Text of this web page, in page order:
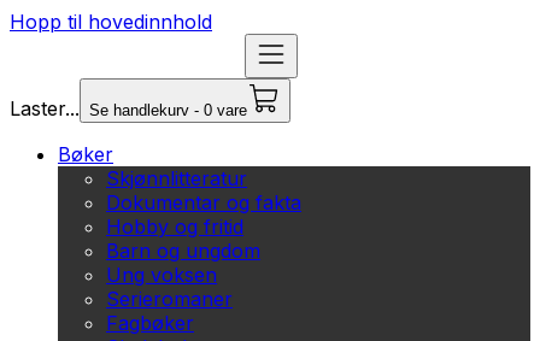
Hopp til hovedinnhold
Laster... Se handlekurv - 0 vare
Bøker
Skjønnlitteratur
Dokumentar og fakta
Hobby og fritid
Barn og ungdom
Ung voksen
Serieromaner
Fagbøker